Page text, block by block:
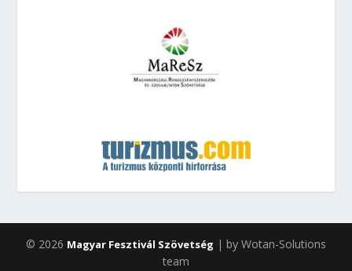
© 2026 Magyar Fesztivál Szövetség | by Wotan-Solutions
team